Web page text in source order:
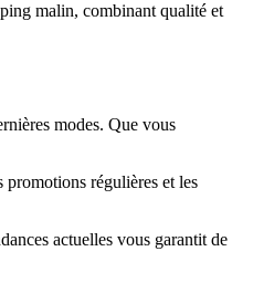
malin, combinant qualité et
modes. Que vous
promotions régulières et les
actuelles vous garantit de